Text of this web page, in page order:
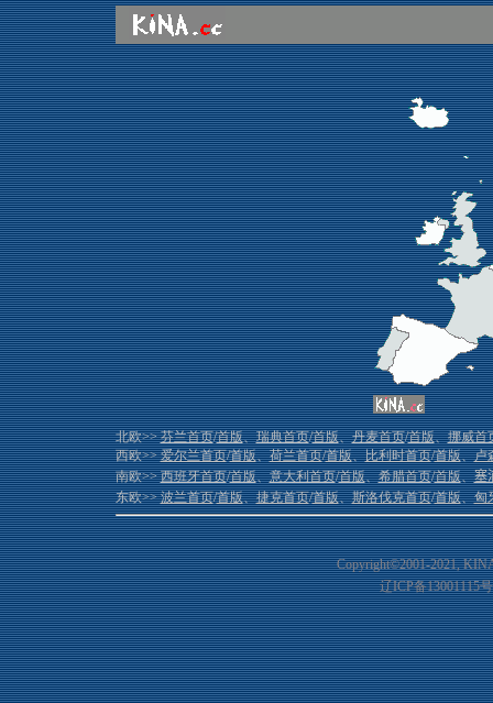
北欧>>芬兰首页/首版、瑞典首页/首版、丹麦首页/首版、挪威首
西欧>>爱尔兰首页/首版、荷兰首页/首版、比利时首页/首版、卢
南欧>>西班牙首页/首版、意大利首页/首版、希腊首页/首版、塞
东欧>>波兰首页/首版、捷克首页/首版、斯洛伐克首页/首版、匈
Copyright©2001-2021,
辽ICP备13001115